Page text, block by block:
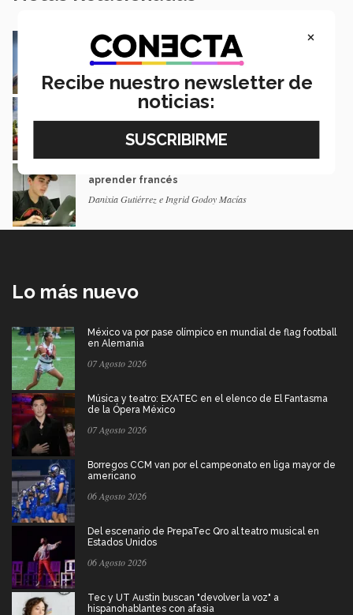
Alumnos de PrepaTec en Sonora buscan
salvar la lengua seri (videonota)
Ana Bárbara Romo
Sigue estos 6 tips para iniciar con "power" tu
Liu Organista | Campus Sinaloa
aprender francés
Danixia Gutiérrez e Ingrid Godoy Macías
Lo más nuevo
México va por pase olímpico en mundial de flag football
en Alemania
07 Agosto 2026
Música y teatro: EXATEC en el elenco de El Fantasma
de la Ópera México
07 Agosto 2026
Borregos CCM van por el campeonato en liga mayor de
americano
06 Agosto 2026
Del escenario de PrepaTec Qro al teatro musical en
Estados Unidos
06 Agosto 2026
Tec y UT Austin buscan "devolver la voz" a
hispanohablantes con afasia
×
Recibe nuestro newsletter de
noticias: